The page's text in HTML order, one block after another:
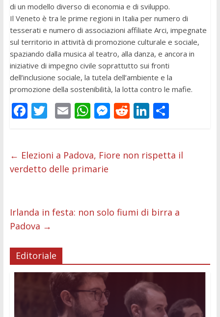
di un modello diverso di economia e di sviluppo.
Il Veneto è tra le prime regioni in Italia per numero di
tesserati e numero di associazioni affiliate Arci, impegnate
sul territorio in attività di promozione culturale e sociale,
spaziando dalla musica al teatro, alla danza, e ancora in
iniziative di impegno civile soprattutto sui fronti
dell’inclusione sociale, la tutela dell’ambiente e la
promozione della sostenibilità, la lotta contro le mafie.
F
b
o
k
T
er
E
l
W
s
A
p
M
e
er
R
di
Li
e
C
di
← Elezioni a Padova, Fiore non rispetta il
verdetto delle primarie
Irlanda in festa: non solo fiumi di birra a
Padova →
Editoriale